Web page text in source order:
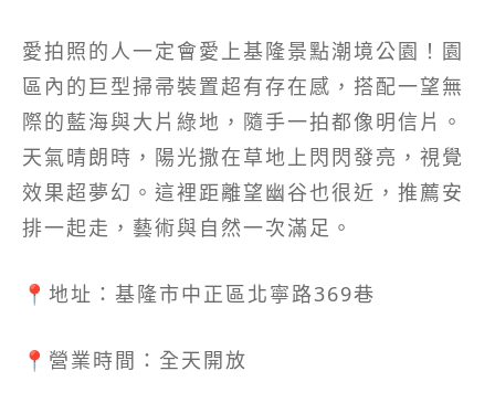
愛拍照的人一定會愛上基隆景點潮境公園！園
區內的巨型掃帚裝置超有存在感，搭配一望無
際的藍海與大片綠地，隨手一拍都像明信片。
天氣晴朗時，陽光撒在草地上閃閃發亮，視覺
效果超夢幻。這裡距離望幽谷也很近，推薦安
排一起走，藝術與自然一次滿足。
📍地址：基隆市中正區北寧路369巷
📍營業時間：全天開放